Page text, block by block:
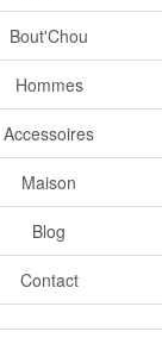
Bout'Chou
Hommes
Accessoires
Maison
Blog
Contact